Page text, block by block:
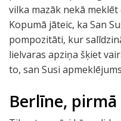
vilka mazāk nekā
Kopumā jāteic, ka San
pompozitāti, kur
lielvaras apziņa šķiet
to, san Susi
Berlīne, pirmā